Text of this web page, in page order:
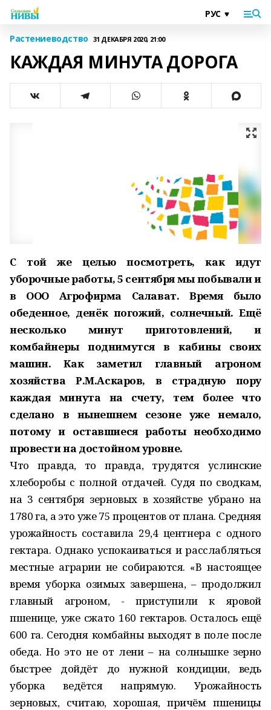
Растениеводство 31 ДЕКАБРЯ 2020, 21:00
КАЖДАЯ МИНУТА ДОРОГА
С той же целью посмотреть, как идут
уборочные работы, 5 сентября мы побывали и
в ООО Агрофирма Салават. Время было
обеденное, денёк погожий, солнечный. Ещё
несколько минут приготовлений, и
комбайнеры поднимутся в кабины своих
машин. Как заметил главный агроном
хозяйства Р.М.Аскаров, в страдную пору
каждая минута на счету, тем более что
сделано в нынешнем сезоне уже немало,
потому и оставшиеся работы необходимо
провести на достойном уровне.
Что правда, то правда, трудятся услинские
хлеборобы с полной отдачей. Судя по сводкам,
на 3 сентября зерновых в хозяйстве убрано на
1780 га, а это уже 75 процентов от плана. Средняя
урожайность составила 29,4 центнера с одного
гектара. Однако успокаиваться и расслабляться
местные аграрии не собираются. «В настоящее
время уборка озимых завершена, – продолжил
главный агроном, - приступили к яровой
пшенице, уже сжато 160 гектаров. Осталось ещё
600 га. Сегодня комбайны выходят в поле после
обеда. Но это не от лени – на солнышке зерно
быстрее дойдёт до нужной кондиции, ведь
уборка ведётся напрямую. Урожайность
зерновых, считаю, хорошая, причём пшеницы